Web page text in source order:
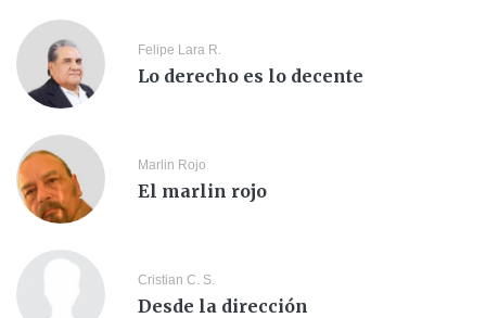
Felipe Lara R.
Lo derecho es lo decente
Marlin Rojo
El marlin rojo
Cristian C. S.
Desde la dirección